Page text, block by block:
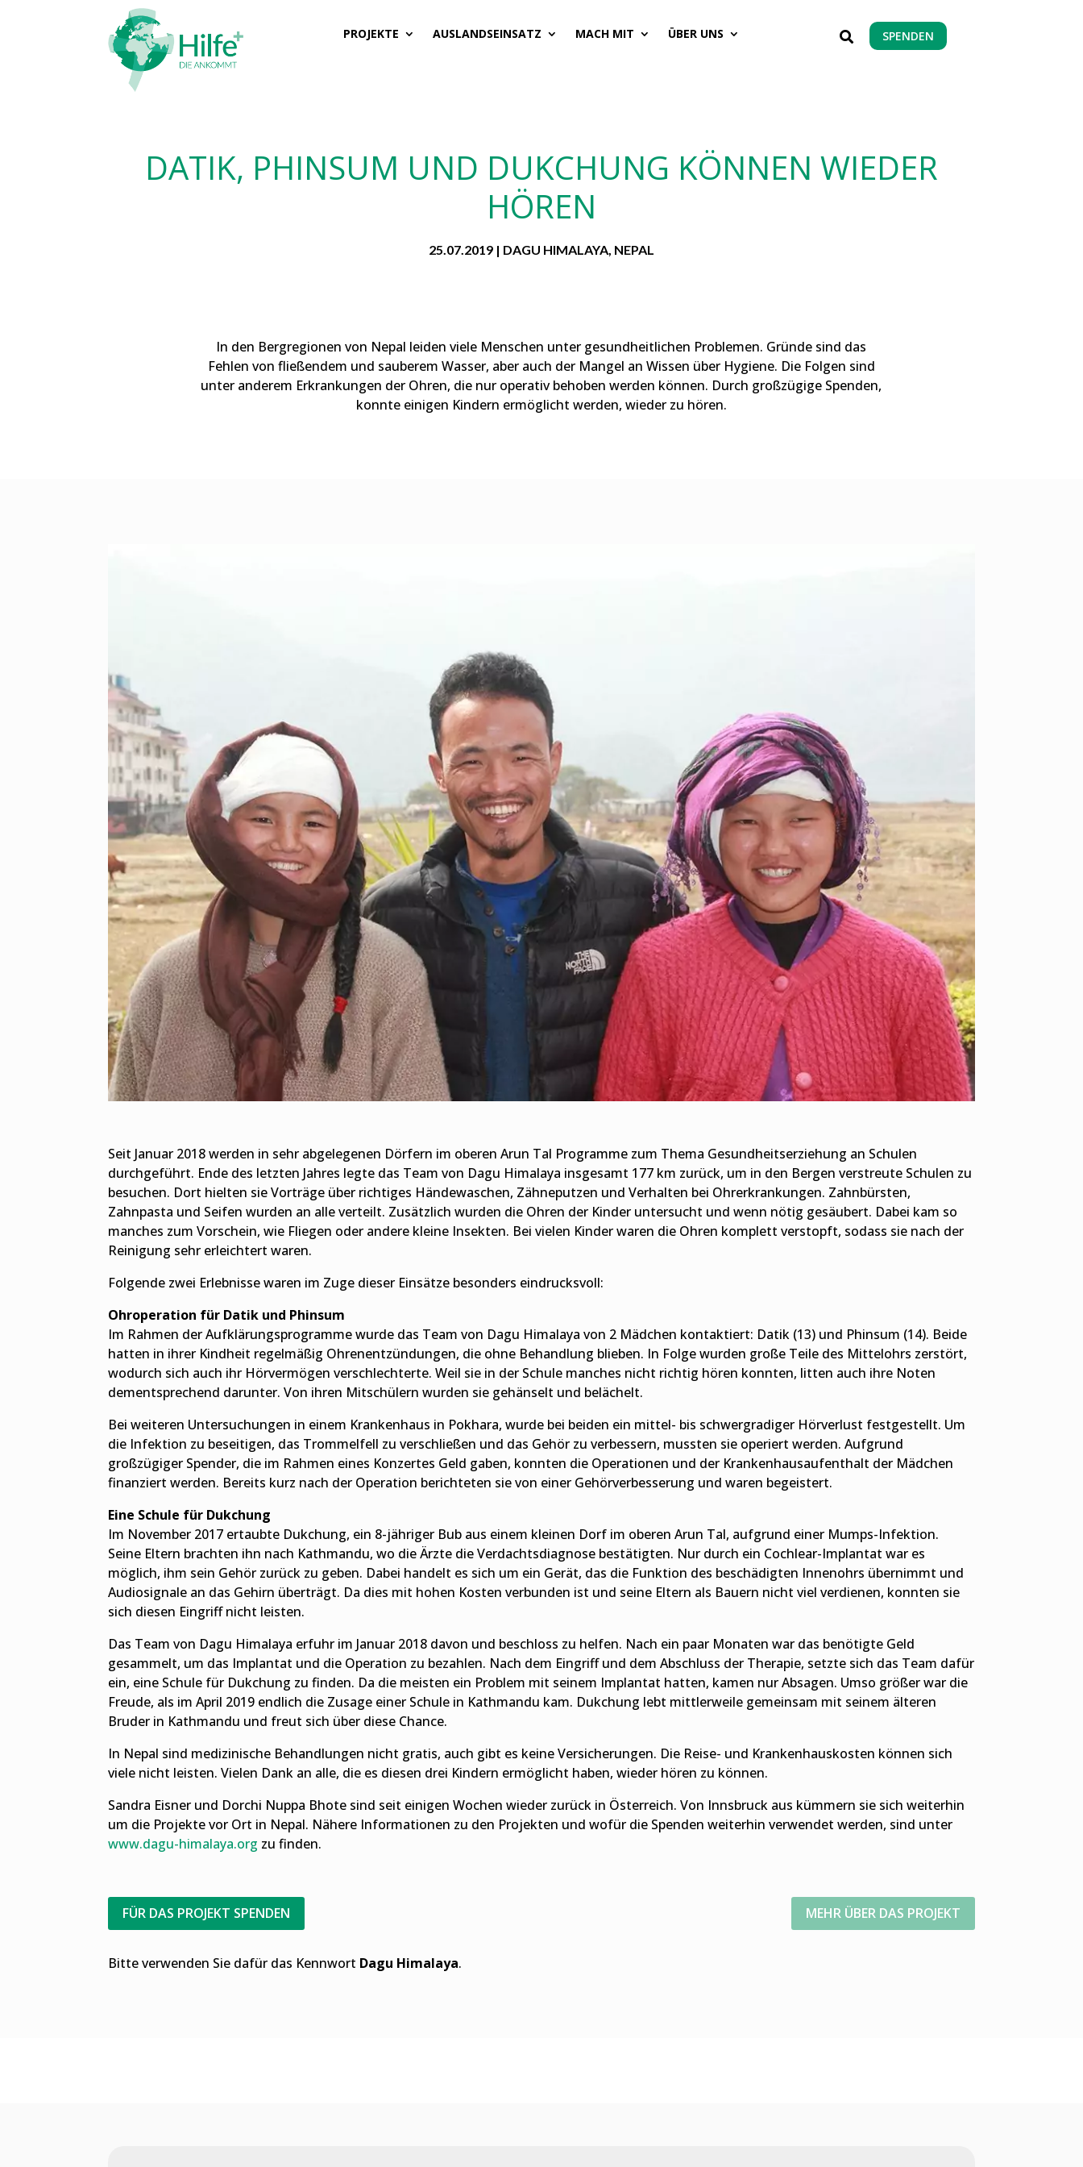
PROJEKTE AUSLANDSEINSATZ MACH MIT ÜBER UNS  SPENDEN
DATIK, PHINSUM UND DUKCHUNG KÖNNEN WIEDER
HÖREN
25.07.2019 | DAGU HIMALAYA, NEPAL
In den Bergregionen von Nepal leiden viele Menschen unter gesundheitlichen Problemen. Gründe sind das
Fehlen von fließendem und sauberem Wasser, aber auch der Mangel an Wissen über Hygiene. Die Folgen sind
unter anderem Erkrankungen der Ohren, die nur operativ behoben werden können. Durch großzügige Spenden,
konnte einigen Kindern ermöglicht werden, wieder zu hören.
Seit Januar 2018 werden in sehr abgelegenen Dörfern im oberen Arun Tal Programme zum Thema Gesundheitserziehung an Schulen
durchgeführt. Ende des letzten Jahres legte das Team von Dagu Himalaya insgesamt 177 km zurück, um in den Bergen verstreute Schulen zu
besuchen. Dort hielten sie Vorträge über richtiges Händewaschen, Zähneputzen und Verhalten bei Ohrerkrankungen. Zahnbürsten,
Zahnpasta und Seifen wurden an alle verteilt. Zusätzlich wurden die Ohren der Kinder untersucht und wenn nötig gesäubert. Dabei kam so
manches zum Vorschein, wie Fliegen oder andere kleine Insekten. Bei vielen Kinder waren die Ohren komplett verstopft, sodass sie nach der
Reinigung sehr erleichtert waren.
Folgende zwei Erlebnisse waren im Zuge dieser Einsätze besonders eindrucksvoll:
Ohroperation für Datik und Phinsum
Im Rahmen der Aufklärungsprogramme wurde das Team von Dagu Himalaya von 2 Mädchen kontaktiert: Datik (13) und Phinsum (14). Beide
hatten in ihrer Kindheit regelmäßig Ohrenentzündungen, die ohne Behandlung blieben. In Folge wurden große Teile des Mittelohrs zerstört,
wodurch sich auch ihr Hörvermögen verschlechterte. Weil sie in der Schule manches nicht richtig hören konnten, litten auch ihre Noten
dementsprechend darunter. Von ihren Mitschülern wurden sie gehänselt und belächelt.
Bei weiteren Untersuchungen in einem Krankenhaus in Pokhara, wurde bei beiden ein mittel- bis schwergradiger Hörverlust festgestellt. Um
die Infektion zu beseitigen, das Trommelfell zu verschließen und das Gehör zu verbessern, mussten sie operiert werden. Aufgrund
großzügiger Spender, die im Rahmen eines Konzertes Geld gaben, konnten die Operationen und der Krankenhausaufenthalt der Mädchen
finanziert werden. Bereits kurz nach der Operation berichteten sie von einer Gehörverbesserung und waren begeistert.
Eine Schule für Dukchung
Im November 2017 ertaubte Dukchung, ein 8-jähriger Bub aus einem kleinen Dorf im oberen Arun Tal, aufgrund einer Mumps-Infektion.
Seine Eltern brachten ihn nach Kathmandu, wo die Ärzte die Verdachtsdiagnose bestätigten. Nur durch ein Cochlear-Implantat war es
möglich, ihm sein Gehör zurück zu geben. Dabei handelt es sich um ein Gerät, das die Funktion des beschädigten Innenohrs übernimmt und
Audiosignale an das Gehirn überträgt. Da dies mit hohen Kosten verbunden ist und seine Eltern als Bauern nicht viel verdienen, konnten sie
sich diesen Eingriff nicht leisten.
Das Team von Dagu Himalaya erfuhr im Januar 2018 davon und beschloss zu helfen. Nach ein paar Monaten war das benötigte Geld
gesammelt, um das Implantat und die Operation zu bezahlen. Nach dem Eingriff und dem Abschluss der Therapie, setzte sich das Team dafür
ein, eine Schule für Dukchung zu finden. Da die meisten ein Problem mit seinem Implantat hatten, kamen nur Absagen. Umso größer war die
Freude, als im April 2019 endlich die Zusage einer Schule in Kathmandu kam. Dukchung lebt mittlerweile gemeinsam mit seinem älteren
Bruder in Kathmandu und freut sich über diese Chance.
In Nepal sind medizinische Behandlungen nicht gratis, auch gibt es keine Versicherungen. Die Reise- und Krankenhauskosten können sich
viele nicht leisten. Vielen Dank an alle, die es diesen drei Kindern ermöglicht haben, wieder hören zu können.
Sandra Eisner und Dorchi Nuppa Bhote sind seit einigen Wochen wieder zurück in Österreich. Von Innsbruck aus kümmern sie sich weiterhin
um die Projekte vor Ort in Nepal. Nähere Informationen zu den Projekten und wofür die Spenden weiterhin verwendet werden, sind unter
www.dagu-himalaya.org zu finden.
FÜR DAS PROJEKT SPENDEN MEHR ÜBER DAS PROJEKT
Bitte verwenden Sie dafür das Kennwort Dagu Himalaya.